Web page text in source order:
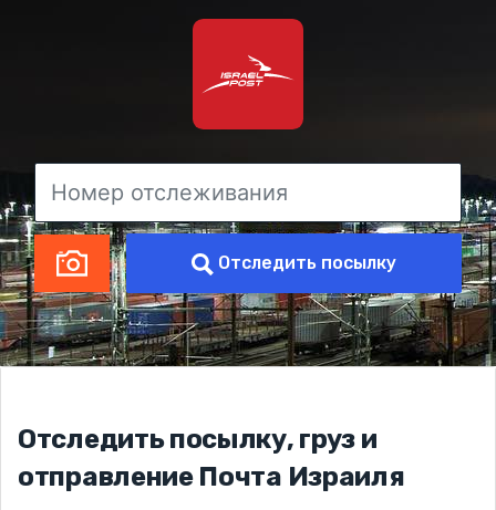
Отследить посылку
Отследить посылку, груз и
отправление Почта Израиля